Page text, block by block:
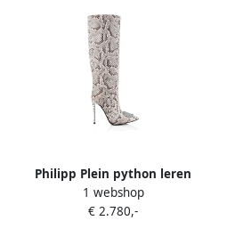
Philipp Plein python leren
laarzen Beige
1 webshop
€ 2.780,-